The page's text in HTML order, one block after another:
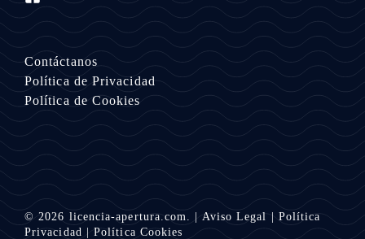
Contáctanos
Política de Privacidad
Política de Cookies
© 2026 licencia-apertura.com. Aviso Legal
Política
Privacidad
|Política Cookies